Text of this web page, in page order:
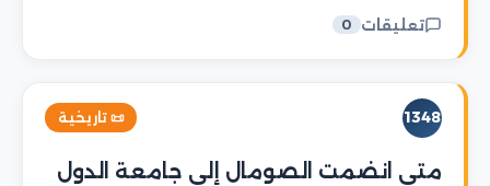
تعليقات 0
1348 📜 تاريخية
متى انضمت الصومال إلى جامعة الدول